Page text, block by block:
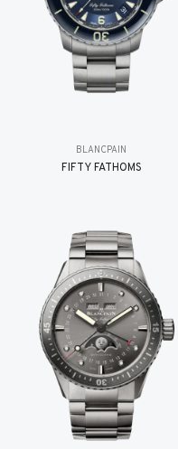
BLANCPAIN
FIFTY FATHOMS